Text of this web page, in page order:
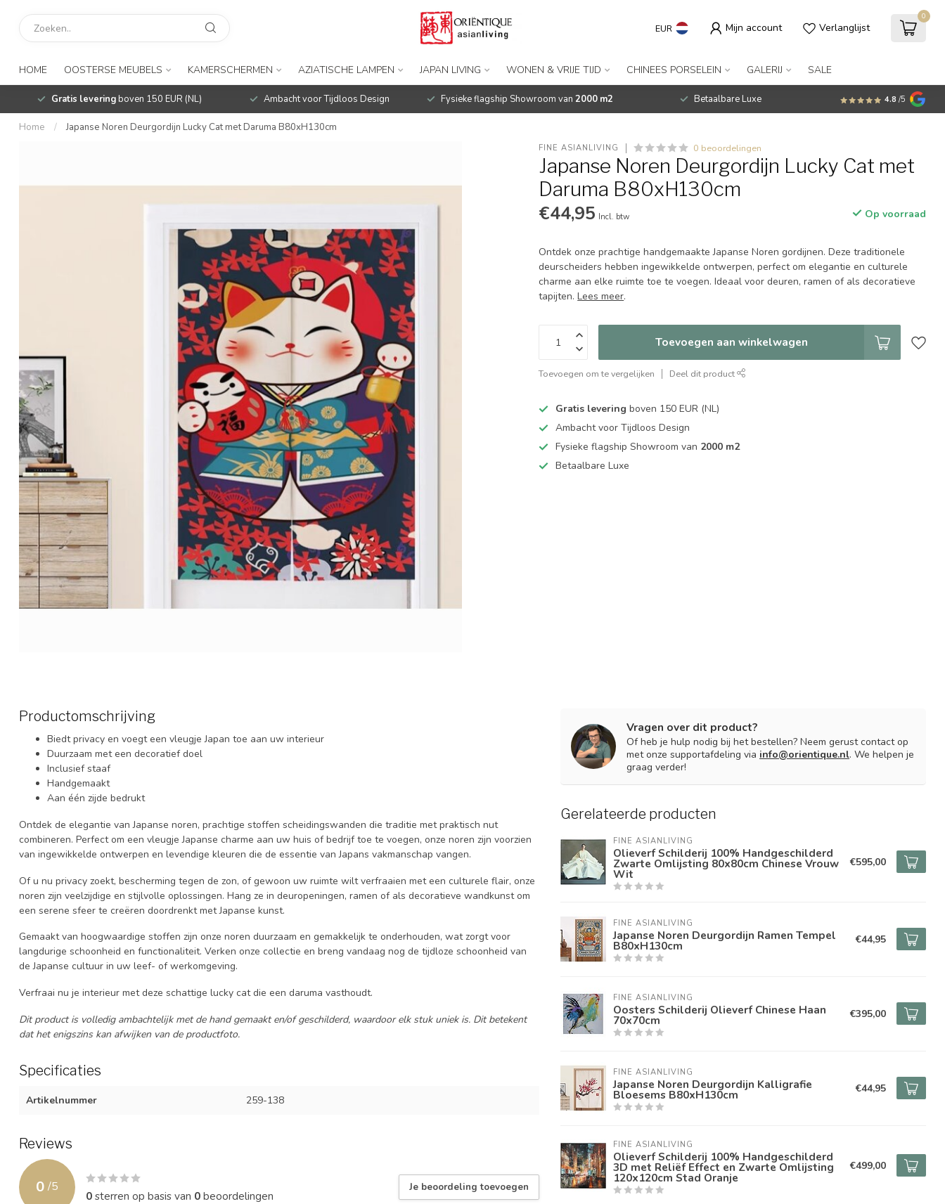
EUR Mijn account Verlanglijst
0
HOME OOSTERSE MEUBELS KAMERSCHERMEN AZIATISCHE LAMPEN JAPAN LIVING WONEN & VRIJE TIJD CHINEES PORSELEIN GALERIJ SALE
Gratis leveringboven 150 EUR (NL) Ambacht voor Tijdloos Design Fysieke flagship Showroom van 2000 m2 Betaalbare Luxe 4.8 /5
Home / Japanse Noren Deurgordijn Lucky Cat met Daruma B80xH130cm
FINE ASIANLIVING 0 beoordelingen
Japanse Noren Deurgordijn Lucky Cat met
Daruma B80xH130cm
€44,95 Incl. btw Op voorraad
Ontdek onze prachtige handgemaakte Japanse Noren gordijnen. Deze traditionele
deurscheiders hebben ingewikkelde ontwerpen, perfect om elegantie en culturele
charme aan elke ruimte toe te voegen. Ideaal voor deuren, ramen of als decoratieve
tapijten.Lees meer.
Toevoegen aan winkelwagen
Toevoegen om te vergelijken Deel dit product
Gratis levering boven 150 EUR (NL)
Ambacht voor Tijdloos Design
Fysieke flagship Showroom van 2000 m2
Betaalbare Luxe
Productomschrijving
Biedt privacy en voegt een vleugje Japan toe aan uw interieur
Duurzaam met een decoratief doel
Inclusief staaf
Handgemaakt
Aan één zijde bedrukt
Ontdek de elegantie van Japanse noren, prachtige stoffen scheidingswanden die traditie met praktisch nut
combineren. Perfect om een vleugje Japanse charme aan uw huis of bedrijf toe te voegen, onze noren zijn voorzien
van ingewikkelde ontwerpen en levendige kleuren die de essentie van Japans vakmanschap vangen.
Of u nu privacy zoekt, bescherming tegen de zon, of gewoon uw ruimte wilt verfraaien met een culturele flair, onze
noren zijn veelzijdige en stijlvolle oplossingen. Hang ze in deuropeningen, ramen of als decoratieve wandkunst om
een serene sfeer te creëren doordrenkt met Japanse kunst.
Gemaakt van hoogwaardige stoffen zijn onze noren duurzaam en gemakkelijk te onderhouden, wat zorgt voor
langdurige schoonheid en functionaliteit. Verken onze collectie en breng vandaag nog de tijdloze schoonheid van
de Japanse cultuur in uw leef- of werkomgeving.
Verfraai nu je interieur met deze schattige lucky cat die een daruma vasthoudt.
Dit product is volledig ambachtelijk met de hand gemaakt en/of geschilderd, waardoor elk stuk uniek is. Dit betekent
dat het enigszins kan afwijken van de productfoto.
Specificaties
Artikelnummer 259-138
Reviews
0 /5
0sterren op basis van 0beoordelingen
Je beoordeling toevoegen
Vragen over dit product?
Of heb je hulp nodig bij het bestellen? Neem gerust contact op
met onze supportafdeling via info@orientique.nl. We helpen je
graag verder!
Gerelateerde producten
FINE ASIANLIVING
Olieverf Schilderij 100% Handgeschilderd
Zwarte Omlijsting 80x80cm Chinese Vrouw
Wit
€595,00
FINE ASIANLIVING
Japanse Noren Deurgordijn Ramen Tempel
B80xH130cm €44,95
FINE ASIANLIVING
Oosters Schilderij Olieverf Chinese Haan
70x70cm €395,00
FINE ASIANLIVING
Japanse Noren Deurgordijn Kalligrafie
Bloesems B80xH130cm €44,95
FINE ASIANLIVING
Olieverf Schilderij 100% Handgeschilderd
3D met Reliëf Effect en Zwarte Omlijsting
120x120cm Stad Oranje
€499,00